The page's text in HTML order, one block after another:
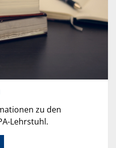
zu den
Lehrstuhl.